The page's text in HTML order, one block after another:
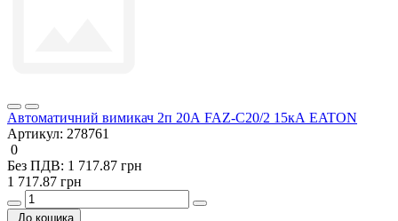
Автоматичний вимикач 2п 20А FAZ-C20/2 15кА EATON
Артикул: 278761
0
Без ПДВ: 1 717.87 грн
1 717.87 грн
До кошика